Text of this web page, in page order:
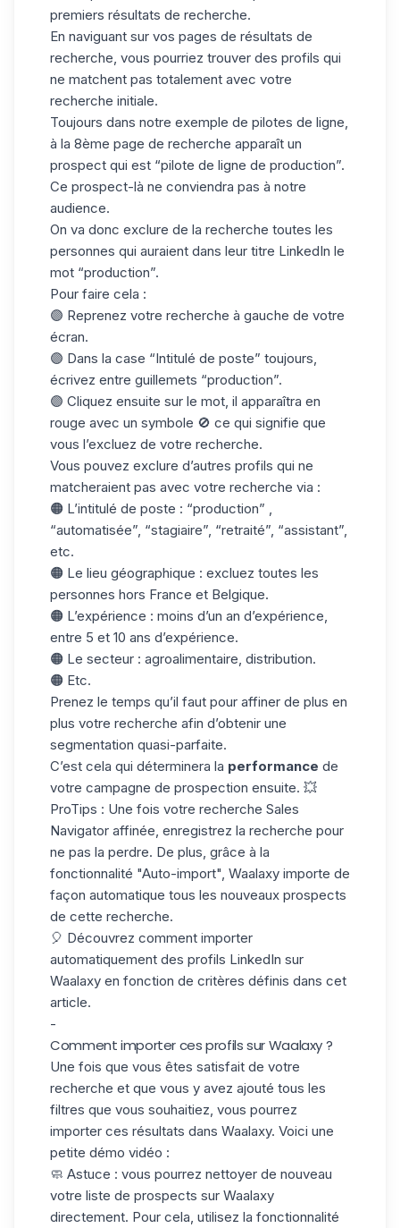
premiers résultats de recherche.
En naviguant sur vos pages de résultats de
recherche, vous pourriez trouver des profils qui
ne matchent pas totalement avec votre
recherche initiale.
Toujours dans notre exemple de pilotes de ligne,
à la 8ème page de recherche apparaît un
prospect qui est “pilote de ligne de production”.
Ce prospect-là ne conviendra pas à notre
audience.
On va donc exclure de la recherche toutes les
personnes qui auraient dans leur titre LinkedIn le
mot “production”.
Pour faire cela :
🟣 Reprenez votre recherche à gauche de votre
écran.
🟣 Dans la case “Intitulé de poste” toujours,
écrivez entre guillemets “production”.
🟣 Cliquez ensuite sur le mot, il apparaîtra en
rouge avec un symbole 🚫 ce qui signifie que
vous l’excluez de votre recherche.
Vous pouvez exclure d’autres profils qui ne
matcheraient pas avec votre recherche via :
🟠 L’intitulé de poste : “production” ,
“automatisée”, “stagiaire”, “retraité”, “assistant”,
etc.
🟠 Le lieu géographique : excluez toutes les
personnes hors France et Belgique.
🟠 L’expérience : moins d’un an d’expérience,
entre 5 et 10 ans d’expérience.
🟠 Le secteur : agroalimentaire, distribution.
🟠 Etc.
Prenez le temps qu’il faut pour affiner de plus en
plus votre recherche afin d’obtenir une
segmentation quasi-parfaite.
C’est cela qui déterminera la performance de
votre campagne de prospection ensuite. 💥
ProTips : Une fois votre recherche Sales
Navigator affinée, enregistrez la recherche pour
ne pas la perdre. De plus, grâce à la
fonctionnalité "Auto-import", Waalaxy importe de
façon automatique tous les nouveaux prospects
de cette recherche.
🎈 Découvrez comment importer
automatiquement des profils LinkedIn sur
Waalaxy en fonction de critères définis dans cet
article.
-
Comment importer ces profils sur Waalaxy ?
Une fois que vous êtes satisfait de votre
recherche et que vous y avez ajouté tous les
filtres que vous souhaitiez, vous pourrez
importer ces résultats dans Waalaxy. Voici une
petite démo vidéo :
🧼 Astuce : vous pourrez nettoyer de nouveau
votre liste de prospects sur Waalaxy
directement. Pour cela, utilisez la fonctionnalité